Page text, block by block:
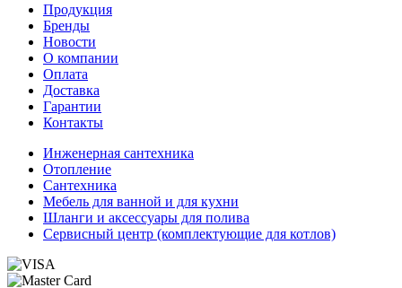
Продукция
Бренды
Новости
О компании
Оплата
Доставка
Гарантии
Контакты
Инженерная сантехника
Отопление
Сантехника
Мебель для ванной и для кухни
Шланги и аксессуары для полива
Сервисный центр (комплектующие для котлов)